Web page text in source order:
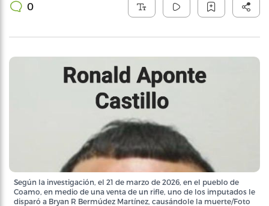
0
Según la investigación, el 21 de marzo de 2026, en el pueblo de
Coamo, en medio de una venta de un rifle, uno de los imputados le
disparó a Bryan R Bermúdez Martínez, causándole la muerte/Foto